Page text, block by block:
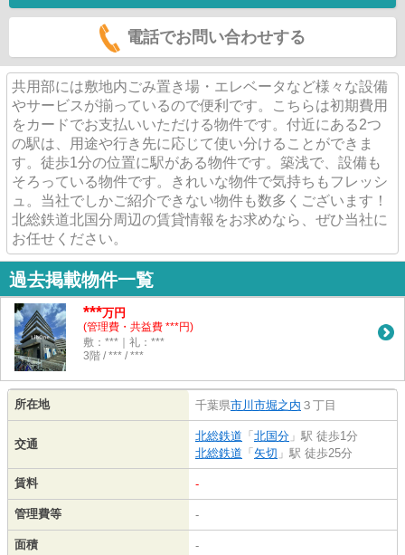
電話でお問い合わせする
共用部には敷地内ごみ置き場・エレベータなど様々な設備
やサービスが揃っているので便利です。こちらは初期費用
をカードでお支払いいただける物件です。付近にある2つ
の駅は、用途や行き先に応じて使い分けることができま
す。徒歩1分の位置に駅がある物件です。築浅で、設備も
そろっている物件です。きれいな物件で気持ちもフレッシ
ュ。当社でしかご紹介できない物件も数多くございます！
北総鉄道北国分周辺の賃貸情報をお求めなら、ぜひ当社に
お任せください。
過去掲載物件一覧
***万円
(管理費・共益費 ***円)
敷：***｜礼：***
3階 / *** / ***
所在地 千葉県市川市堀之内 ３丁目
交通
北総鉄道 「 北国分 」駅 徒歩1分
北総鉄道 「 矢切 」駅 徒歩25分
賃料 -
管理費等 -
面積 -